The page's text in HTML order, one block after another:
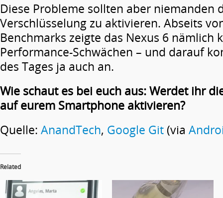
Diese Probleme sollten aber niemanden
Verschlüsselung zu aktivieren. Abseits
Benchmarks zeigte das Nexus 6 nämlich
Performance-Schwächen – und darauf
des Tages ja auch an.
Wie schaut es bei euch aus: Werdet ihr
auf eurem Smartphone aktivieren?
Quelle: AnandTech, Google Git (via
Related